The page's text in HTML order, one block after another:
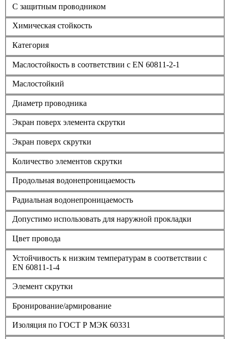
С защитным проводником
Химическая стойкость
Категория
Маслостойкость в соответствии с EN 60811-2-1
Маслостойкий
Диаметр проводника
Экран поверх элемента скрутки
Экран поверх скрутки
Количество элементов скрутки
Продольная водонепроницаемость
Радиальная водонепроницаемость
Допустимо использовать для наружной прокладки
Цвет провода
Устойчивость к низким температурам в соответствии с
EN 60811-1-4
Элемент скрутки
Бронирование/армирование
Изоляция по ГОСТ Р МЭК 60331